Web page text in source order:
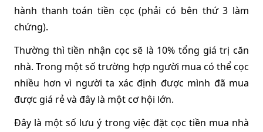
hành thanh toán tiền cọc (phải có bên thứ 3 làm
chứng).
Thường thì tiền nhận cọc sẽ là 10% tổng giá trị căn
nhà. Trong một số trường hợp người mua có thể cọc
nhiều hơn vì người ta xác định được mình đã mua
được giá rẻ và đây là một cơ hội lớn.
Đây là một số lưu ý trong việc đặt cọc tiền mua nhà